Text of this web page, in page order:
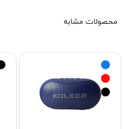
محصولات مشابه